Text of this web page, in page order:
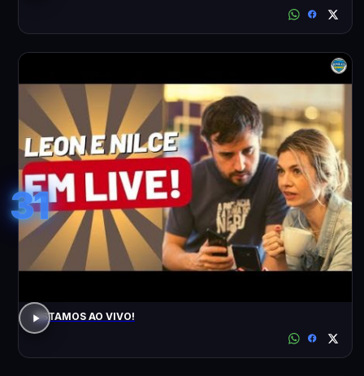
31
ESTAMOS AO VIVO!